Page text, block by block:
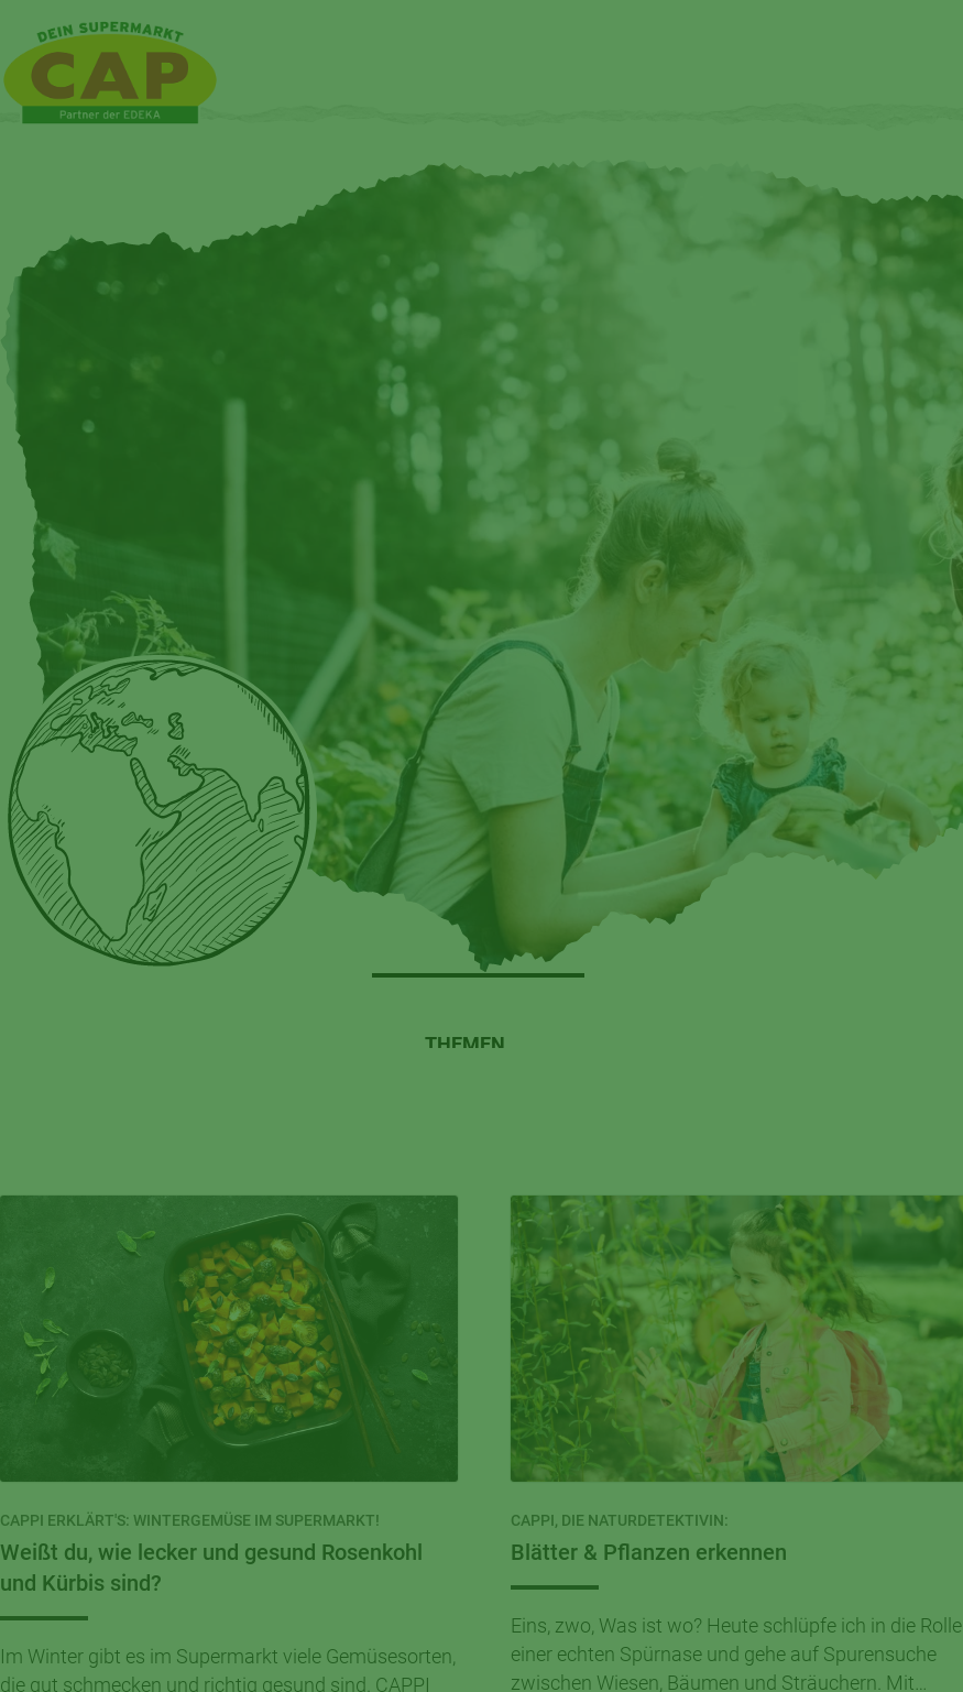
THEMEN
BEWEGT
Alles rund
Lebensmittel,
Umwelt
und
CAPPI ERKLÄRT'S: WINTERGEMÜSE IM SUPERMARKT!
Weißt du, wie lecker und gesund Rosenkohl
und Kürbis sind?
Im Winter gibt es im Supermarkt viele Gemüsesorten,
die gut schmecken und richtig gesund sind. CAPPI
CAPPI, DIE NATURDETEKTIVIN:
Blätter & Pflanzen erkennen
Eins, zwo, Was ist wo? Heute schlüpfe ich in die Rolle
einer echten Spürnase und gehe auf Spurensuche
zwischen Wiesen, Bäumen und Sträuchern. Mit